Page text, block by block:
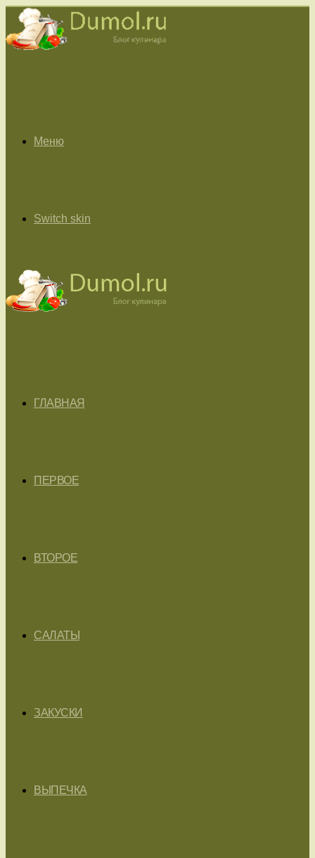
Меню
Switch skin
ГЛАВНАЯ
ПЕРВОЕ
ВТОРОЕ
САЛАТЫ
ЗАКУСКИ
ВЫПЕЧКА